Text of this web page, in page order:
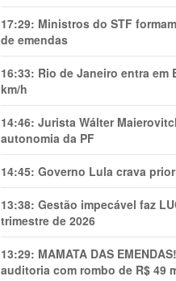
17:29: Ministros do STF
de emendas
16:33: Rio de Janeiro entra em
km/h
14:46: Jurista Wálter
autonomia da PF
14:45: Governo Lula crava
13:38: Gestão impecável faz
trimestre de 2026
13:29: MAMATA DAS
auditoria com rombo de R$ 49